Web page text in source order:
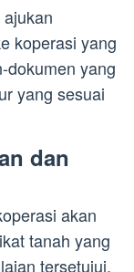
koperasi yang
dokumen yang
yang sesuai
dan
akan
tanah yang
tersetujui,